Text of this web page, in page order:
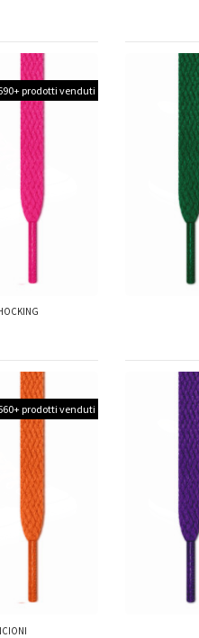
prodotti venduti
prodotti venduti